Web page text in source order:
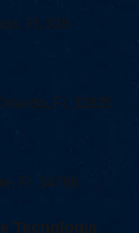
Fl, 328
Fl, 32835
Fl, 34786
Tecnologia